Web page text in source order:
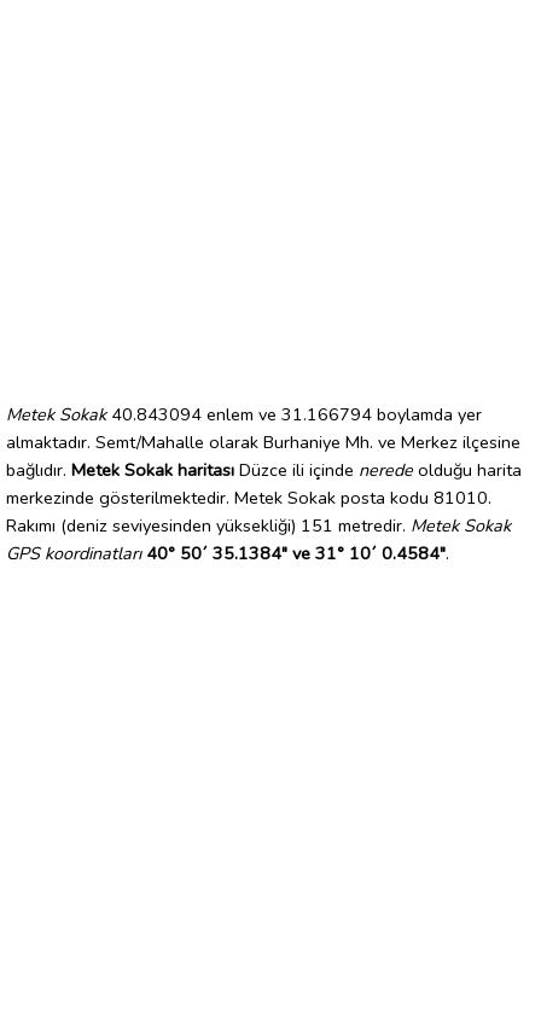
Metek Sokak40.843094 enlem ve 31.166794 boylamda yer
almaktadır. Semt/Mahalle olarak Burhaniye Mh. ve Merkez ilçesine
bağlıdır. Metek Sokak haritası Düzce ili içinde nerede olduğu harita
merkezinde gösterilmektedir. Metek Sokak posta kodu 81010.
Rakımı (deniz seviyesinden yüksekliği) 151 metredir. Metek Sokak
GPS koordinatları 40° 50´ 35.1384" ve 31° 10´ 0.4584".